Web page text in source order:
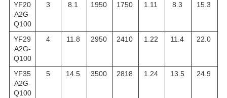
YF20
A2G-
Q100
3 8.1 1950 1750 1.11 8.3 15.3
YF29
A2G-
Q100
4 11.8 2950 2410 1.22 11.4 22.0
YF35
A2G-
Q100
5 14.5 3500 2818 1.24 13.5 24.9